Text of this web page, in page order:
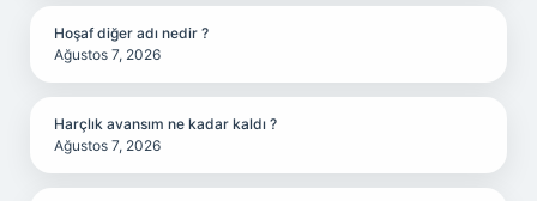
Hoşaf diğer adı nedir ?
Ağustos 7, 2026
Harçlık avansım ne kadar kaldı ?
Ağustos 7, 2026